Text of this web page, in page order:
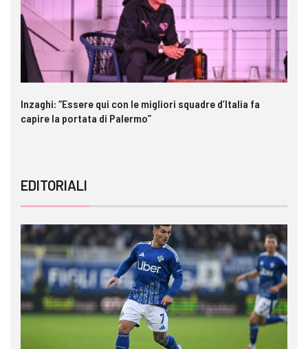
Inzaghi: “Essere qui con le migliori squadre d’Italia fa
capire la portata di Palermo”
EDITORIALI